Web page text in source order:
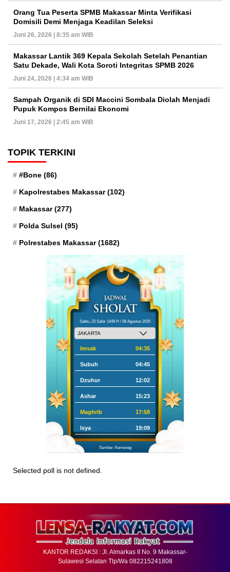
Orang Tua Peserta SPMB Makassar Minta Verifikasi
Domisili Demi Menjaga Keadilan Seleksi
Juni 26, 2026 | 8:35 am WIB
Makassar Lantik 369 Kepala Sekolah Setelah Penantian
Satu Dekade, Wali Kota Soroti Integritas SPMB 2026
Juni 24, 2026 | 4:34 am WIB
Sampah Organik di SDI Maccini Sombala Diolah Menjadi
Pupuk Kompos Bernilai Ekonomi
Juni 17, 2026 | 2:45 am WIB
TOPIK TERKINI
#Bone (86)
Kapolrestabes Makassar(102)
Makassar(277)
Polda Sulsel (95)
Polrestabes Makassar(1682)
Sabtu, 23 Safar 1448 H / 08 Agustus 2026
Imsak 04:35
Subuh 04:45
Dzuhur 12:02
Ashar 15:23
Maghrib 17:58
Isya 19:09
Sumber: Kemenag
Selected poll is not defined.
KANTOR REDAKSI : Jl. Almarkas II No. 9 Makassar-
Sulawesi Selatan Tlp/Wa 082215241808